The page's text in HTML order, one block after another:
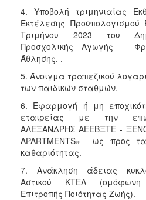
4. Υποβολή τριμηνιαίας
Εκτέλεσης
Τριμήνου 2023 του
Προσχολικής Αγωγής –
Άθλησης. .
5. Άνοιγμα τραπεζικού
των παιδικών σταθμών.
6. Εφαρμογή ή μη
εταιρείας με την
ΑΛΕΞΑΝΔΡΗΣ ΑΕΕΒΞΤΕ -
APARTMENTS» ως προς
καθαριότητας.
7. Ανάκληση άδειας
Αστικού ΚΤΕΛ
Επιτροπής Ποιότητας Ζωής).